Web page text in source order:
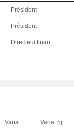
Président
Président
Directeur financier
Varia. Varia. 5j.